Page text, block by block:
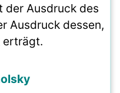
der Ausdruck des
Ausdruck dessen,
erträgt.